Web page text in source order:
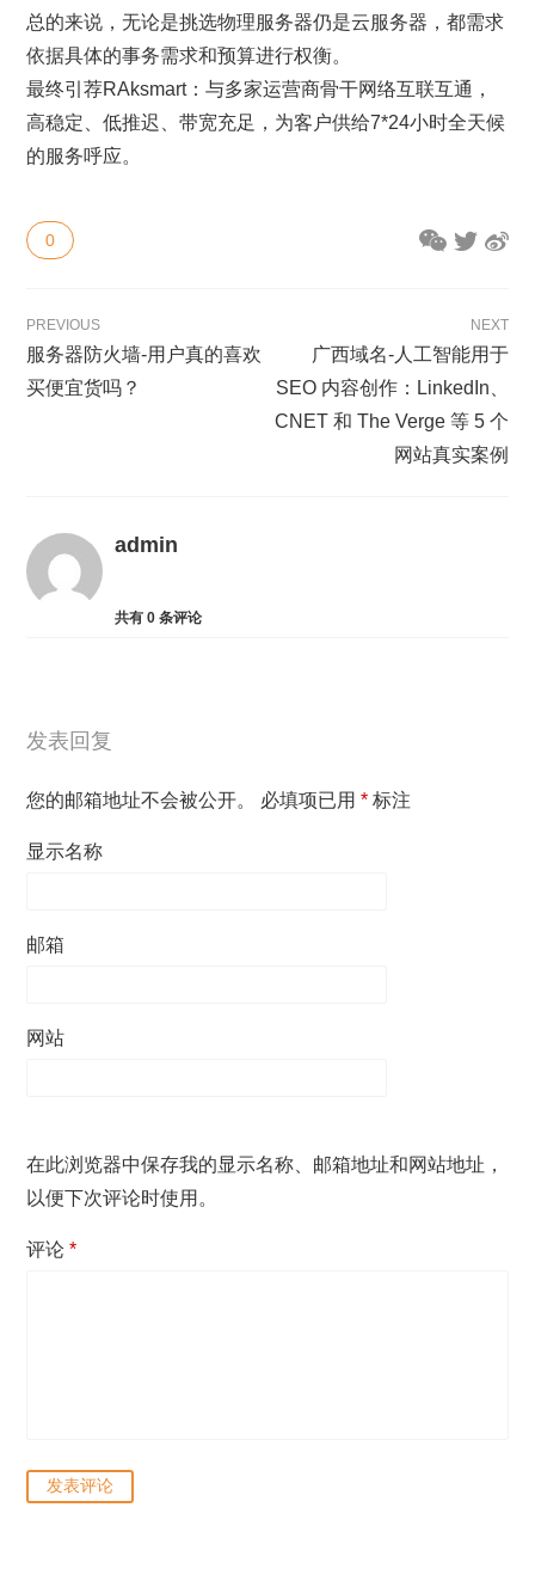
总的来说，无论是挑选物理服务器仍是云服务器，都需求
依据具体的事务需求和预算进行权衡。
最终引荐RAksmart：与多家运营商骨干网络互联互通，
高稳定、低推迟、带宽充足，为客户供给7*24小时全天候
的服务呼应。
0
PREVIOUS
服务器防火墙-用户真的喜欢
买便宜货吗？
NEXT
广西域名-人工智能用于
SEO 内容创作：LinkedIn、
CNET 和 The Verge 等 5 个
网站真实案例
admin
共有0 条评论
发表回复
您的邮箱地址不会被公开。 必填项已用* 标注
显示名称
邮箱
网站
在此浏览器中保存我的显示名称、邮箱地址和网站地址，
以便下次评论时使用。
评论*